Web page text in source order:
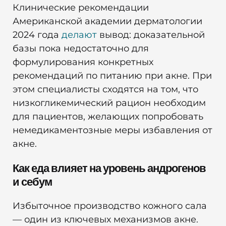
Клинические рекомендации
Американской академии дерматологии
2024 года делают вывод: доказательной
базы пока недостаточно для
формулирования конкретных
рекомендаций по питанию при акне. При
этом специалисты сходятся на том, что
низкогликемический рацион необходим
для пациентов, желающих попробовать
немедикаментозные меры избавления от
акне.
Как еда влияет на уровень андрогенов
и себум
Избыточное производство кожного сала
— один из ключевых механизмов акне.